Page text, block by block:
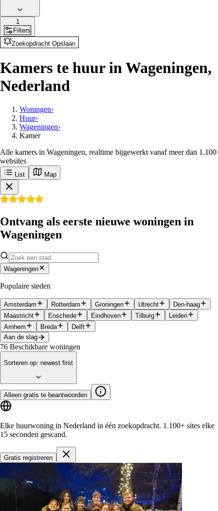
1
Filters
Zoekopdracht Opslaan
Kamers te huur in Wageningen,
Nederland
Woningen›
Huur›
Wageningen›
Kamer
Alle kamers in Wageningen, realtime bijgewerkt vanaf meer dan 1.100
websites
List Map
Ontvang als eerste nieuwe woningen in
Wageningen
Wageningen
Populaire steden
Amsterdam Rotterdam Groningen Utrecht
Den-haag
Maastricht
Enschede Eindhoven Tilburg
Leiden
Arnhem
Breda
Delft
Aan de slag
76 Beschikbare woningen
Sorteren op: newest first
Alleen gratis te beantwoorden
Elke huurwoning in Nederland in één zoekopdracht. 1.100+ sites elke
15 seconden gescand.
Gratis registreren